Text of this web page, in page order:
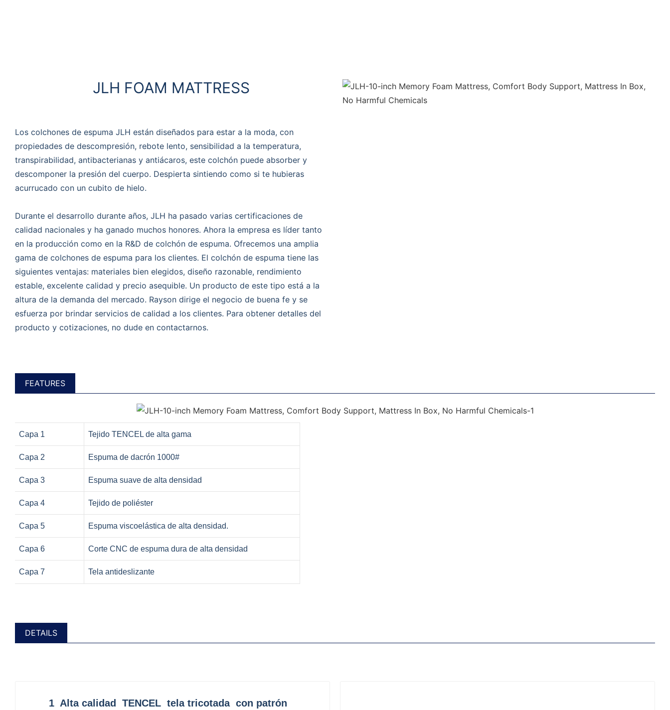
JLH FOAM MATTRESS
Los colchones de espuma JLH están diseñados para estar a la moda, con
propiedades de descompresión, rebote lento, sensibilidad a la temperatura,
transpirabilidad, antibacterianas y antiácaros, este colchón puede absorber y
descomponer la presión del cuerpo. Despierta sintiendo como si te hubieras
acurrucado con un cubito de hielo.
Durante el desarrollo durante años, JLH ha pasado varias certificaciones de
calidad nacionales y ha ganado muchos honores. Ahora la empresa es líder tanto
en la producción como en la R&D de colchón de espuma. Ofrecemos una amplia
gama de colchones de espuma para los clientes. El colchón de espuma tiene las
siguientes ventajas: materiales bien elegidos, diseño razonable, rendimiento
estable, excelente calidad y precio asequible. Un producto de este tipo está a la
altura de la demanda del mercado. Rayson dirige el negocio de buena fe y se
esfuerza por brindar servicios de calidad a los clientes. Para obtener detalles del
producto y cotizaciones, no dude en contactarnos.
FEATURES
Capa 1 Tejido TENCEL de alta gama
Capa 2 Espuma de dacrón 1000#
Capa 3 Espuma suave de alta densidad
Capa 4 Tejido de poliéster
Capa 5 Espuma viscoelástica de alta densidad.
Capa 6 Corte CNC de espuma dura de alta densidad
Capa 7 Tela antideslizante
DETAILS
1 Alta calidad TENCEL tela tricotada con patrón